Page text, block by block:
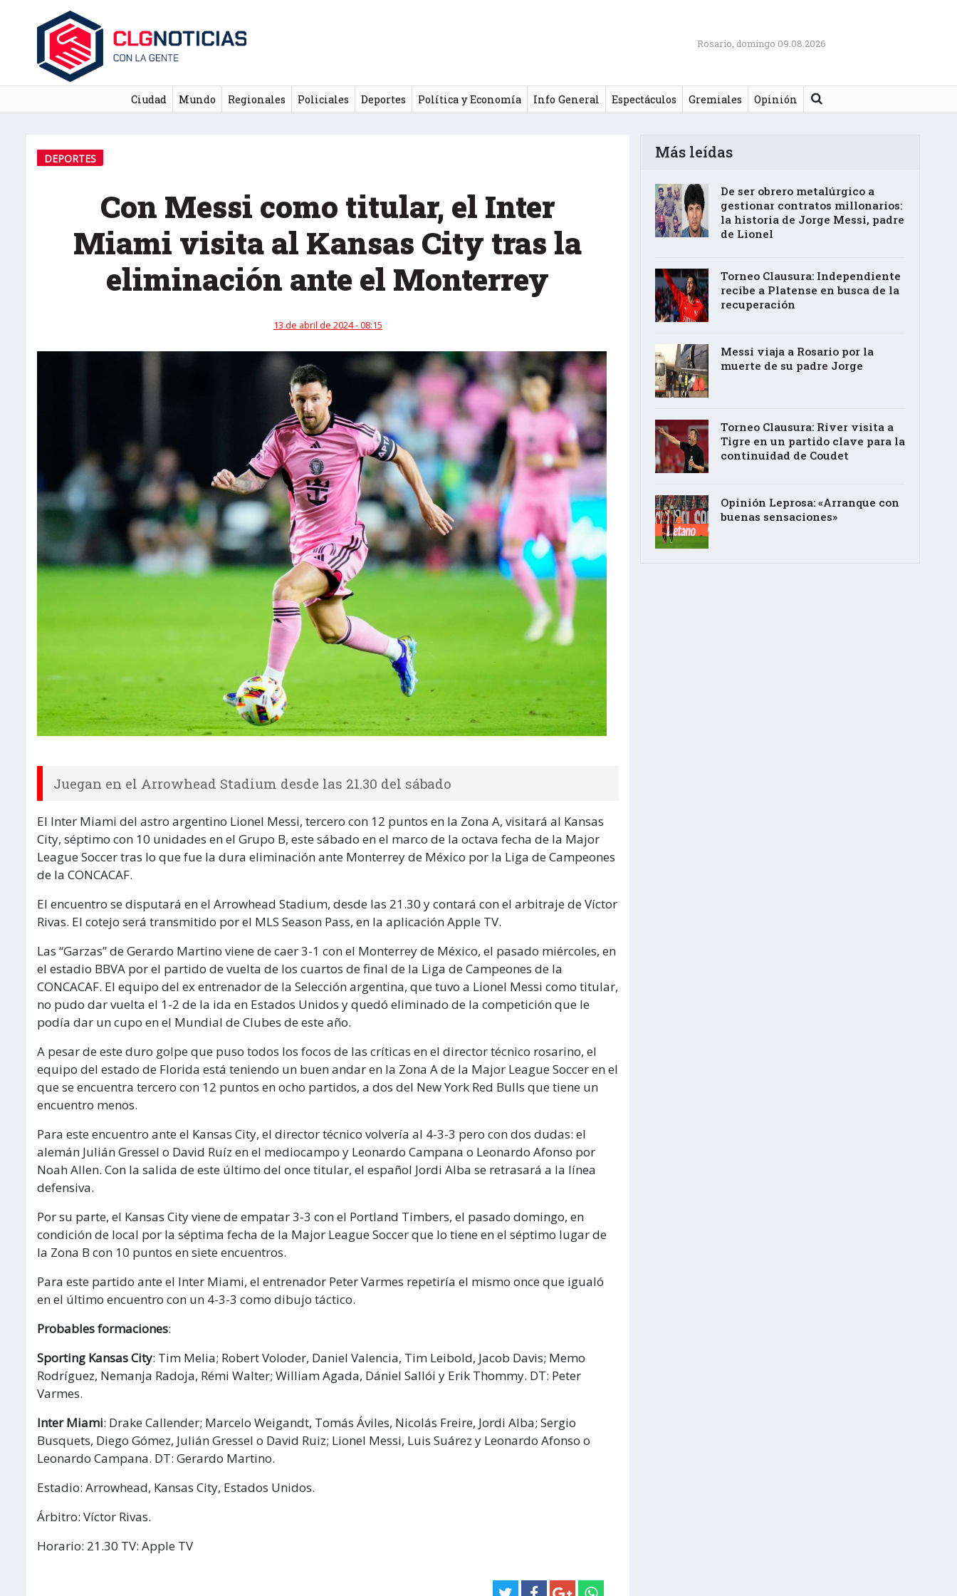
Rosario, domingo 09.08.2026
Ciudad Mundo Regionales Policiales Deportes Política y Economía Info General Espectáculos Gremiales Opinión Buscar
DEPORTES
Con Messi como titular, el Inter
Miami visita al Kansas City tras la
eliminación ante el Monterrey
13 de abril de 2024 - 08:15
Juegan en el Arrowhead Stadium desde las 21.30 del sábado
El Inter Miami del astro argentino Lionel Messi, tercero con 12 puntos en la Zona A, visitará al Kansas
City, séptimo con 10 unidades en el Grupo B, este sábado en el marco de la octava fecha de la Major
League Soccer tras lo que fue la dura eliminación ante Monterrey de México por la Liga de Campeones
de la CONCACAF.
El encuentro se disputará en el Arrowhead Stadium, desde las 21.30 y contará con el arbitraje de Víctor
Rivas. El cotejo será transmitido por el MLS Season Pass, en la aplicación Apple TV.
Las “Garzas” de Gerardo Martino viene de caer 3-1 con el Monterrey de México, el pasado miércoles, en
el estadio BBVA por el partido de vuelta de los cuartos de final de la Liga de Campeones de la
CONCACAF. El equipo del ex entrenador de la Selección argentina, que tuvo a Lionel Messi como titular,
no pudo dar vuelta el 1-2 de la ida en Estados Unidos y quedó eliminado de la competición que le
podía dar un cupo en el Mundial de Clubes de este año.
A pesar de este duro golpe que puso todos los focos de las críticas en el director técnico rosarino, el
equipo del estado de Florida está teniendo un buen andar en la Zona A de la Major League Soccer en el
que se encuentra tercero con 12 puntos en ocho partidos, a dos del New York Red Bulls que tiene un
encuentro menos.
Para este encuentro ante el Kansas City, el director técnico volvería al 4-3-3 pero con dos dudas: el
alemán Julián Gressel o David Ruíz en el mediocampo y Leonardo Campana o Leonardo Afonso por
Noah Allen. Con la salida de este último del once titular, el español Jordi Alba se retrasará a la línea
defensiva.
Por su parte, el Kansas City viene de empatar 3-3 con el Portland Timbers, el pasado domingo, en
condición de local por la séptima fecha de la Major League Soccer que lo tiene en el séptimo lugar de
la Zona B con 10 puntos en siete encuentros.
Para este partido ante el Inter Miami, el entrenador Peter Varmes repetiría el mismo once que igualó
en el último encuentro con un 4-3-3 como dibujo táctico.
Probables formaciones:
Sporting Kansas City: Tim Melia; Robert Voloder, Daniel Valencia, Tim Leibold, Jacob Davis; Memo
Rodríguez, Nemanja Radoja, Rémi Walter; William Agada, Dániel Sallói y Erik Thommy. DT: Peter
Varmes.
Inter Miami: Drake Callender; Marcelo Weigandt, Tomás Áviles, Nicolás Freire, Jordi Alba; Sergio
Busquets, Diego Gómez, Julián Gressel o David Ruiz; Lionel Messi, Luis Suárez y Leonardo Afonso o
Leonardo Campana. DT: Gerardo Martino.
Estadio: Arrowhead, Kansas City, Estados Unidos.
Árbitro: Víctor Rivas.
Horario: 21.30 TV: Apple TV
Más leídas
De ser obrero metalúrgico a
gestionar contratos millonarios:
la historia de Jorge Messi, padre
de Lionel
Torneo Clausura: Independiente
recibe a Platense en busca de la
recuperación
Messi viaja a Rosario por la
muerte de su padre Jorge
Torneo Clausura: River visita a
Tigre en un partido clave para la
continuidad de Coudet
Opinión Leprosa: «Arranque con
buenas sensaciones»